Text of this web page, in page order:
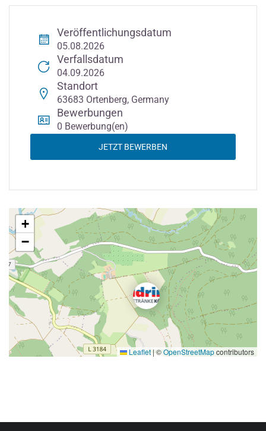
Veröffentlichungsdatum
05.08.2026
Verfallsdatum
04.09.2026
Standort
63683 Ortenberg, Germany
Bewerbungen
0 Bewerbung(en)
JETZT BEWERBEN
+
−
Leaflet | ©OpenStreetMapcontributors